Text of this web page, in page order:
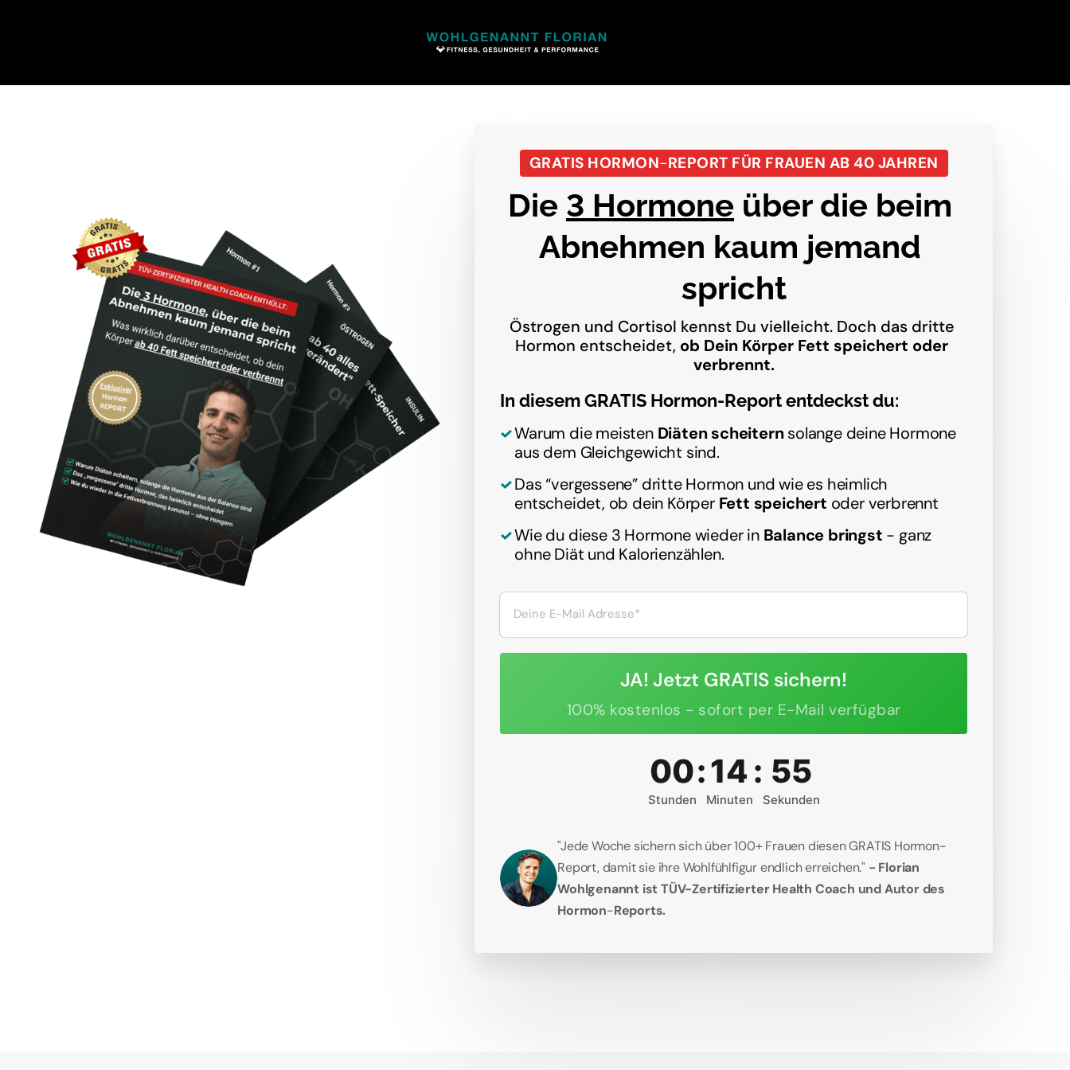
GRATIS HORMON-REPORT FÜR FRAUEN AB40 JAHREN
Die 3 Hormone über die beim
Abnehmen kaum jemand
spricht
Östrogen und Cortisol kennst Du vielleicht. Doch das
Hormon entscheidet, ob Dein Körper Fett speichert
verbrennt.
In diesem GRATIS Hormon-Report entdeckst du:
Warum die meisten Diäten scheitern solange deine Hormone
aus dem Gleichgewicht sind.
Das “vergessene” dritte Hormon und wie es heimlich
entscheidet, ob dein Körper Fett speichert oder verbrennt
Wie du diese 3 Hormone wieder in Balance bringst - ganz
ohne Diät und Kalorienzählen.
JA! Jetzt GRATIS sichern!
100% kostenlos - sofort per E-Mail verfügbar
00
Stunden
:14
Minuten
: 55
Sekunden
"Jede Woche sichern sich über 100+ Frauen diesen GRATIS Hormon-
Report, damit sie ihre Wohlfühlfigur endlich erreichen." - Florian
Wohlgenannt ist TÜV-Zertifizierter Health Coach und Autor des
Hormon-Reports.